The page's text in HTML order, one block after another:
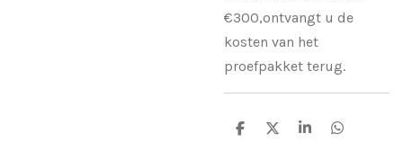
€300,ontvangt u de
kosten van het
proefpakket terug.
D
D
S
D